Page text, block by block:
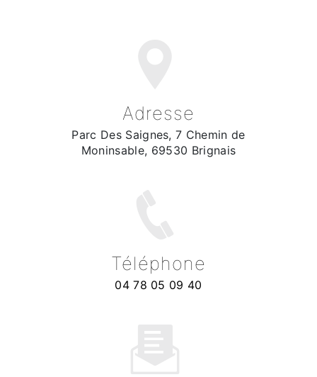
Adresse
Parc Des Saignes, 7 Chemin de
Moninsable, 69530 Brignais
Téléphone
04 78 05 09 40